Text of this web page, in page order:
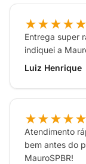
dimensões do
quer um estojo
eficiente para
★★★★★
Entrega super
indiquei a
Luiz Henrique
★★★★★
Atendimento
bem antes do
MauroSPBR!